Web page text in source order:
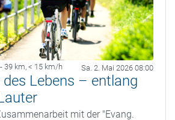
39 km, < 15 km/h Sa. 2. Mai 2026 08:00
Lebens – entlang
mit der "Evang.